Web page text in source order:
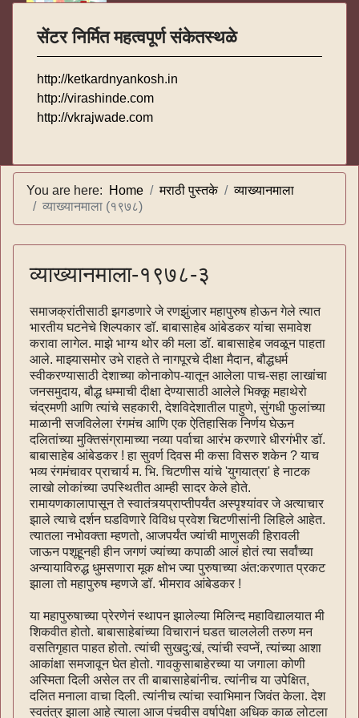
सेंटर निर्मित महत्वपूर्ण संकेतस्थळे
http://ketkardnyankosh.in
http://virashinde.com
http://vkrajwade.com
You are here: Home मराठी पुस्तके
व्याख्यानमाला
व्याख्यानमाला (१९७८)
व्याख्यानमाला-१९७८-३
समाजक्रांतीसाठी झगडणारे जे रणझुंजार महापुरुष होऊन गेले त्यात
भारतीय घटनेचे शिल्पकार डॉ. बाबासाहेब आंबेडकर यांचा समावेश
करावा लागेल. माझे भाग्य थोर की मला डॉ. बाबासाहेब जवळून पाहता
आले. माझ्यासमोर उभे राहते ते नागपूरचे दीक्षा मैदान, बौद्धधर्म
स्वीकरण्यासाठी देशाच्या कोनाकोप-यातून आलेला पाच-सहा लाखांचा
जनसमुदाय, बौद्ध धम्माची दीक्षा देण्यासाठी आलेले भिक्कू महाथेरो
चंद्रमणी आणि त्यांचे सहकारी, देशविदेशातील पाहुणे, सुंगधी फुलांच्या
माळानी सजविलेला रंगमंच आणि एक ऐतिहासिक निर्णय घेऊन
दलितांच्या मुक्तिसंग्रामाच्या नव्या पर्वाचा आरंभ करणारे धीरगंभीर डॉ.
बाबासाहेब आंबेडकर ! हा सुवर्ण दिवस मी कसा विसरु शकेन ? याच
भव्य रंगमंचावर प्राचार्य म. भि. चिटणीस यांचे 'युगयात्रा' हे नाटक
लाखो लोकांच्या उपस्थितीत आम्ही सादर केले होते.
रामायणकालापासून ते स्वातंत्र्यप्राप्तीपर्यंत अस्पृश्यांवर जे अत्याचार
झाले त्याचे दर्शन घडविणारे विविध प्रवेश चिटणीसांनी लिहिले आहेत.
त्यातला नभोवक्ता म्हणतो, आजपर्यंत ज्यांची माणुसकी हिरावली
जाऊन पशूहूनही हीन जगणं ज्यांच्या कपाळी आलं होतं त्या सर्वांच्या
अन्यायाविरुद्ध धुमसणारा मूक क्षोभ ज्या पुरुषाच्या अंत:करणात प्रकट
झाला तो महापुरुष म्हणजे डॉ. भीमराव आंबेडकर !
या महापुरुषाच्या प्रेरणेनं स्थापन झालेल्या मिलिन्द महाविद्यालयात मी
शिकवीत होतो. बाबासाहेबांच्या विचारानं घडत चाललेली तरुण मन
वसतिगृहात पाहत होतो. त्यांची सुखदु:खं, त्यांची स्वप्नें, त्यांच्या आशा
आकांक्षा समजावून घेत होतो. गावकुसाबाहेरच्या या जगाला कोणी
अस्मिता दिली असेल तर ती बाबासाहेबांनीच. त्यांनीच या उपेक्षित,
दलित मनाला वाचा दिली. त्यांनीच त्यांचा स्वाभिमान जिवंत केला. देश
स्वतंत्र झाला आहे त्याला आज पंचवीस वर्षापेक्षा अधिक काळ लोटला